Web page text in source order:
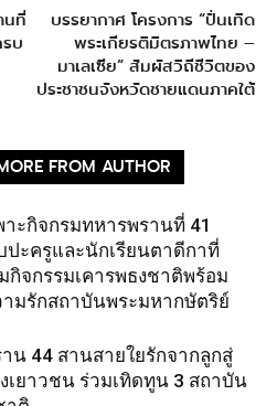
นที่
บ
บรรยากาศ โครงการ “ปั่นเทิด
พระเกียรติมิตรภาพไทย –
มาเลเซีย” สัมผัสวิถีชีวิตของ
ประชาชนจังหวัดชายแดนภาคใต้
FROM AUTHOR
ะกิจกรมทหารพรานที่ 41
ปะครูและนักเรียนตาดีกาที่
กิจกรรมเคารพธงชาติพร้อม
มรักสถาบันพระมหากษัตริย์
น 44 สานสายใยรักจากลูกสู่
เยาวชน ร่วมเทิดทูน 3 สถาบัน